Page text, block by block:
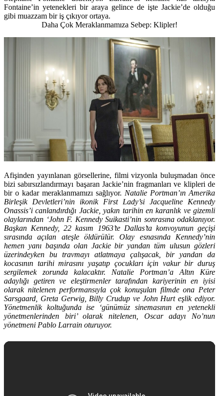
Fontaine’in yetenekleri bir araya gelince de işte Jackie’de olduğu
gibi muazzam bir iş çıkıyor ortaya.
Daha Çok Meraklanmamıza Sebep: Klipler!
Afişinden yayınlanan görsellerine, filmi vizyonla buluşmadan önce
bizi sabırsızlandırmayı başaran Jackie’nin fragmanları ve klipleri de
bir o kadar meraklanmamızı sağlıyor. Natalie Portman’ın Amerika
Birleşik Devletleri’nin ikonik First Lady’si Jacqueline Kennedy
Onassis’i canlandırdığı Jackie, yakın tarihin en karanlık ve gizemli
olaylarından ‘John F. Kennedy Suikasti’nin sonrasına odaklanıyor.
Başkan Kennedy, 22 kasım 1963’te Dallas’ta konvoyunun geçişi
sırasında açılan ateşle öldürülür. Olay esnasında Kennedy’nin
hemen yanı başında olan Jackie bir yandan tüm ulusun gözleri
üzerindeyken bu travmayı atlatmaya çalışacak, bir yandan da
kocasının tarihi mirasını yaşatıp çocukları için vakur bir duruş
sergilemek zorunda kalacaktır. Natalie Portman’a Altın Küre
adaylığı getiren ve eleştirmenler tarafından kariyerinin en iyisi
olarak nitelenen performansıyla çok konuşulan filmde ona Peter
Sarsgaard, Greta Gerwig, Billy Crudup ve John Hurt eşlik ediyor.
Yönetmenlik koltuğunda ise ‘günümüz sinemasının en yetenekli
yönetmenlerinden biri’ olarak nitelenen, Oscar adayı No’nun
yönetmeni Pablo Larrain oturuyor.